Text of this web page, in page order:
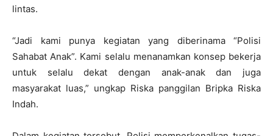
lintas.
“Jadi kami punya kegiatan yang diberinama “Polisi
Sahabat Anak”. Kami selalu menanamkan konsep bekerja
untuk selalu dekat dengan anak-anak dan juga
masyarakat luas,” ungkap Riska panggilan Bripka Riska
Indah.